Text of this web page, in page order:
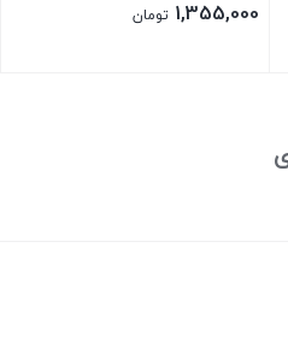
1,355,000 تومان